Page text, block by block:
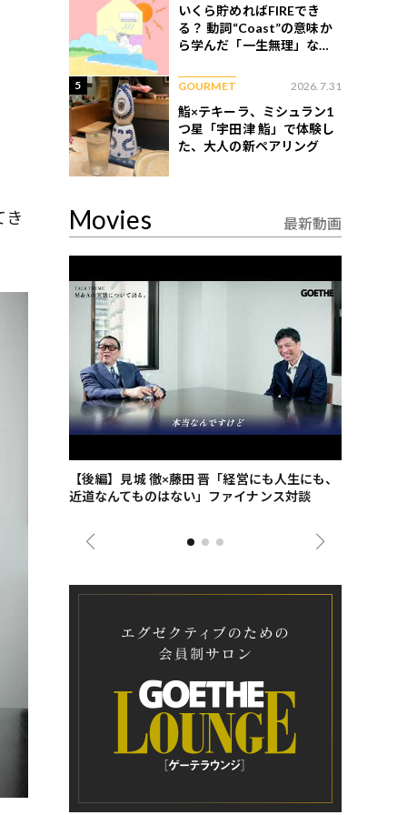
き
いくら貯めればFIREでき
る？ 動詞“Coast”の意味か
ら学んだ「一生無理」な切
5 GOURMET 2026.7.31
鮨×テキーラ、ミシュラン1
つ星「宇田津 鮨」で体験し
た、大人の新ペアリング
Movies 最新動画
【後編】見城 徹×藤田 晋「経営にも人生にも、
近道なんてものはない」ファイナンス対談